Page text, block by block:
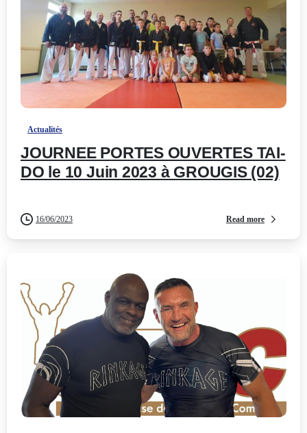
-
Actualités
JOURNEE PORTES OUVERTES TAI-
DO le 10 Juin 2023 à GROUGIS (02)
16/06/2023 Read more